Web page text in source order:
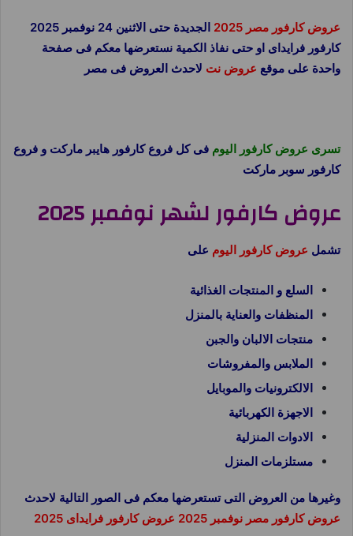
عروض كارفور مصر 2025
الجديدة حتى الاثنين 24 نوفمبر 2025
كارفور فرايداى او حتى نفاذ الكمية نستعرضها معكم فى صفحة
واحدة على موقع عروض نت لاحدث العروض فى مصر
تسرى عروض كارفور اليوم فى كل فروع كارفور هايبر ماركت و فروع
كارفور سوبر ماركت
عروض كارفور لشهر نوفمبر 2025
تشمل عروض كارفور اليوم على
السلع و المنتجات الغذائية
المنظفات والعناية بالمنزل
منتجات الالبان والجبن
الملابس والمفروشات
الالكترونيات والموبايل
الاجهزة الكهربائية
الادوات المنزلية
مستلزمات المنزل
وغيرها من العروض التى تستعرضها معكم فى الصور التالية لاحدث
عروض كارفور مصر نوفمبر 2025 عروض كارفور فرايداى 2025